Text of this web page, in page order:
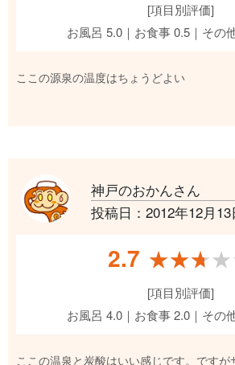
[項目別評価]
お風呂 5.0｜お食事 0.5｜その
ここの源泉の温度はちょうどよい
神戸のおかんさん
投稿日：2012年12月13
2.7
[項目別評価]
お風呂 4.0｜お食事 2.0｜その
ここの温泉と炭酸はいい感じです。ですが